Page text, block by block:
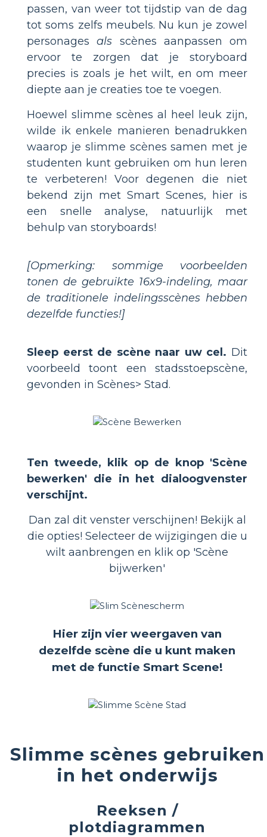
passen, van weer tot tijdstip van de dag
tot soms zelfs meubels. Nu kun je zowel
personagesals scènes aanpassen om
ervoor te zorgen dat je storyboard
precies is zoals je het wilt, en om meer
diepte aan je creaties toe te voegen.
Hoewel slimme scènes al heel leuk zijn,
wilde ik enkele manieren benadrukken
waarop je slimme scènes samen met je
studenten kunt gebruiken om hun leren
te verbeteren! Voor degenen die niet
bekend zijn met Smart Scenes, hier is
een snelle analyse, natuurlijk met
behulp van storyboards!
[Opmerking: sommige voorbeelden
tonen de gebruikte 16x9-indeling, maar
de traditionele indelingsscènes hebben
dezelfde functies!]
Sleep eerst de scène naar uw cel. Dit
voorbeeld toont een stadsstoepscène,
gevonden in Scènes> Stad.
Ten tweede, klik op de knop 'Scène
bewerken' die in het dialoogvenster
verschijnt.
Dan zal dit venster verschijnen! Bekijk al
die opties! Selecteer de wijzigingen die u
wilt aanbrengen en klik op 'Scène
bijwerken'
Hier zijn vier weergaven van
dezelfde scène die u kunt maken
met de functie Smart Scene!
Slimme scènes gebruiken
in het onderwijs
Reeksen /
plotdiagrammen